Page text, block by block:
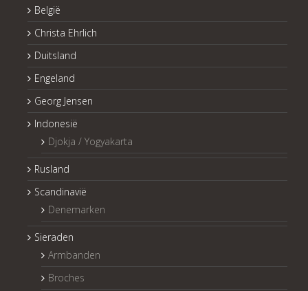
België
Christa Ehrlich
Duitsland
Engeland
Georg Jensen
Indonesië
Djokja / Yogyakarta
Rusland
Scandinavië
Denemarken
Sieraden
Armbanden
Broches